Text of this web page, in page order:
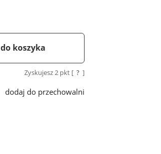
do koszyka
Zyskujesz 2pkt [ ? ]
dodaj do przechowalni